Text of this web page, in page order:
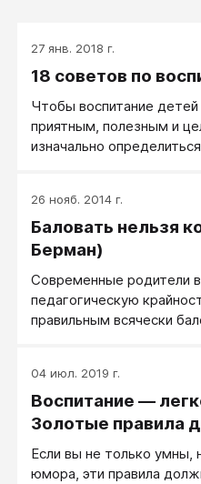
27 янв. 2018 г.
18 советов по
Чтобы воспитание
приятным, полезным и
изначально
26 нояб. 2014 г.
Баловать нельзя
Берман)
Современные родители
педагогическую
правильным всячески
04 июл. 2019 г.
Воспитание —
Золотые правила
Если вы не только умны,
юмора, эти правила